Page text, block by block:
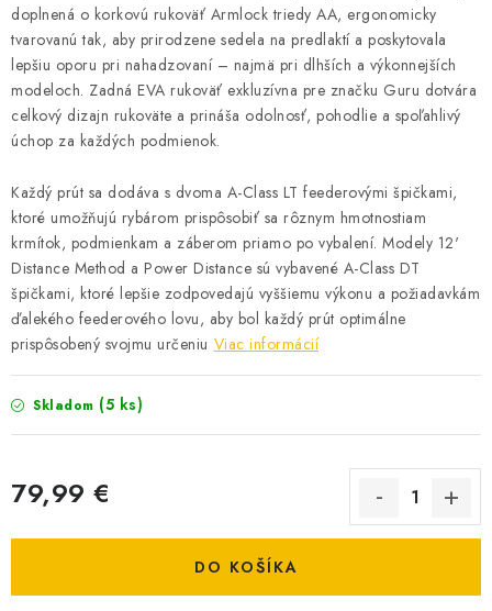
doplnená o korkovú rukoväť Armlock triedy AA, ergonomicky
tvarovanú tak, aby prirodzene sedela na predlaktí a poskytovala
lepšiu oporu pri nahadzovaní – najmä pri dlhších a výkonnejších
modeloch. Zadná EVA rukoväť exkluzívna pre značku Guru dotvára
celkový dizajn rukoväte a prináša odolnosť, pohodlie a spoľahlivý
úchop za každých podmienok.
Každý prút sa dodáva s dvoma A-Class LT feederovými špičkami,
ktoré umožňujú rybárom prispôsobiť sa rôznym hmotnostiam
krmítok, podmienkam a záberom priamo po vybalení. Modely 12'
Distance Method a Power Distance sú vybavené A-Class DT
špičkami, ktoré lepšie zodpovedajú vyššiemu výkonu a požiadavkám
ďalekého feederového lovu, aby bol každý prút optimálne
prispôsobený svojmu určeniu Viac informácií
Skladom (5 ks)
79,99 €
DO KOŠÍKA